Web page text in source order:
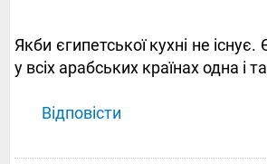
Якби єгипетської кухні не
у всіх арабських країнах одна і
Відповісти